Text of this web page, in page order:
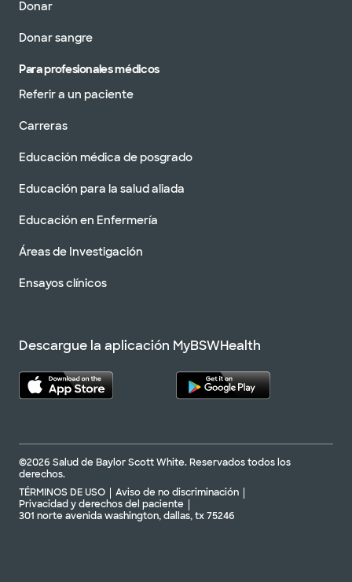
Donar
Donar sangre
Para profesionales médicos
Referir a un paciente
Carreras
Educación médica de posgrado
Educación para la salud aliada
Educación en Enfermería
Áreas de Investigación
Ensayos clínicos
Descargue la aplicación MyBSWHealth
©2026 Salud de Baylor Scott White. Reservados todos los
derechos.
TÉRMINOS DE USO
Aviso de no discriminación
Privacidad y derechos del paciente
301 norte avenida washington, dallas, tx 75246